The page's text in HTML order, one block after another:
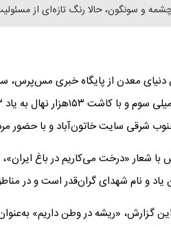
و سونگون، حالا رنگ تازه‌ای از
دنیای معدن از پایگاه خبری مس‌پرس،
شرقی سایت خاتون‌آباد و با حضور
با شعار «درخت می‌کاریم در باغ
یاد و نام شهدای گران‌قدر است و در
گزارش، «ریشه در وطن داریم»